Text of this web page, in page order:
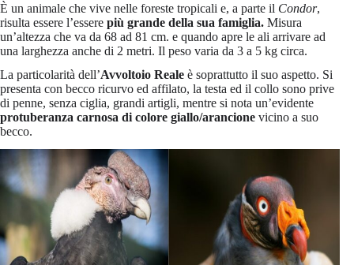
È un animale che vive nelle foreste tropicali e, a parte il Condor,
risulta essere l’essere più grande della sua famiglia. Misura
un’altezza che va da 68 ad 81 cm. e quando apre le ali arrivare ad
una larghezza anche di 2 metri. Il peso varia da 3 a 5 kg circa.
La particolarità dell’Avvoltoio Reale è soprattutto il suo aspetto. Si
presenta con becco ricurvo ed affilato, la testa ed il collo sono prive
di penne, senza ciglia, grandi artigli, mentre si nota un’evidente
protuberanza carnosa di colore giallo/arancione vicino a suo
becco.